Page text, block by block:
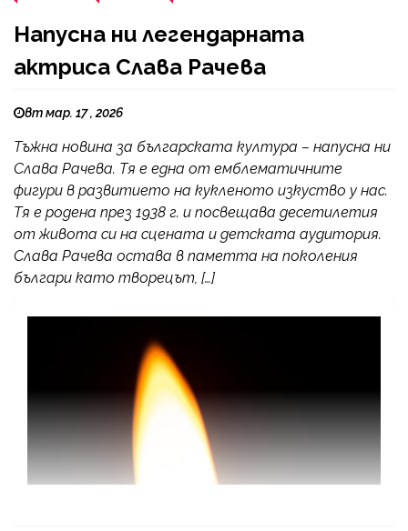
Напусна ни легендарната
актриса Слава Рачева
вт мар. 17 , 2026
Тъжна новина за българската култура – напусна ни
Слава Рачева. Тя е една от емблематичните
фигури в развитието на кукленото изкуство у нас.
Тя е родена през 1938 г. и посвещава десетилетия
от живота си на сцената и детската аудитория.
Слава Рачева остава в паметта на поколения
българи като творецът, […]